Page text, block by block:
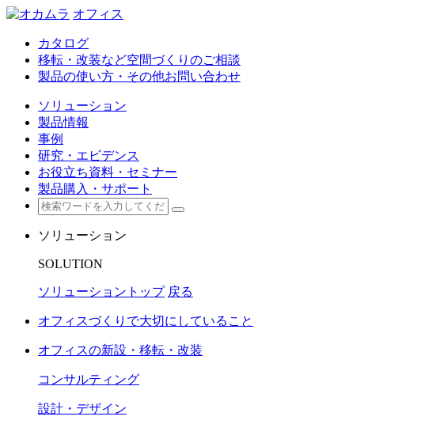
オフィス
カタログ
移転・改装など空間づくりのご相談
製品の使い方・その他お問い合わせ
ソリューション
製品情報
事例
研究・エビデンス
お役立ち資料・セミナー
製品購入・サポート
ソリューション
SOLUTION
ソリューショントップ 戻る
オフィスづくりで大切にしていること
オフィスの新設・移転・改装
コンサルティング
設計・デザイン